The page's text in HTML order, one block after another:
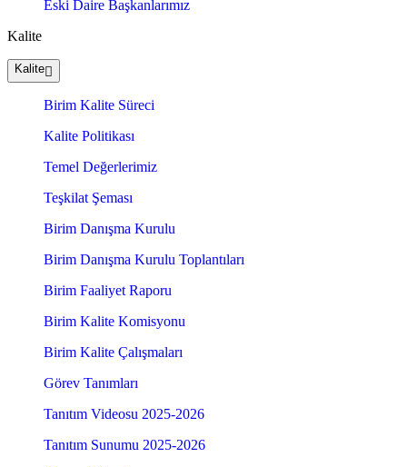
Eski Daire Başkanlarımız
Kalite
Kalite
Birim Kalite Süreci
Kalite Politikası
Temel Değerlerimiz
Teşkilat Şeması
Birim Danışma Kurulu
Birim Danışma Kurulu Toplantıları
Birim Faaliyet Raporu
Birim Kalite Komisyonu
Birim Kalite Çalışmaları
Görev Tanımları
Tanıtım Videosu 2025-2026
Tanıtım Sunumu 2025-2026